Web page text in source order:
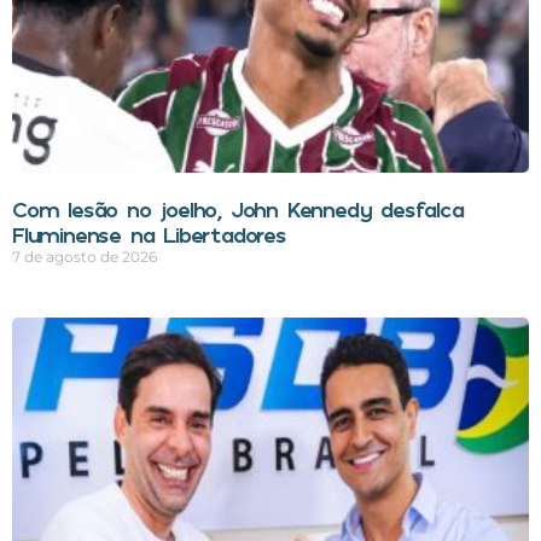
Com lesão no joelho, John Kennedy desfalca
Fluminense na Libertadores
7 de agosto de 2026